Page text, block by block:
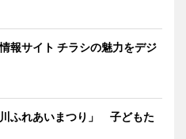
報サイト チラシの魅力をデジ
ふれあいまつり」 子どもた